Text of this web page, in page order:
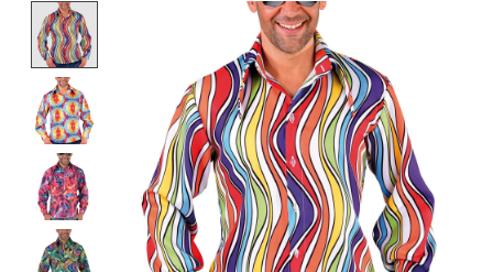
Product image slideshow Items